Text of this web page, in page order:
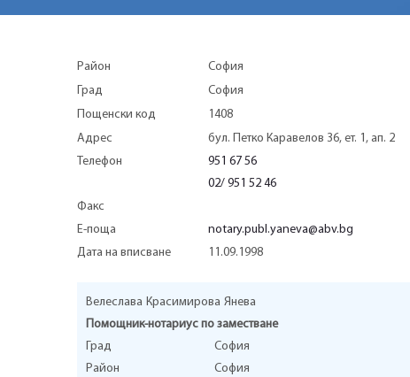
Район
София
Град
София
Пощенски код
1408
Адрес
бул. Петко Каравелов 36, ет. 1, ап. 2
Телефон
951 67 56
02/ 951 52 46
Факс
Е-поща
notary.publ.yaneva@abv.bg
Дата на вписване
11.09.1998
Велеслава Красимирова Янева
Помощник-нотариус по заместване
Град
София
Район
София